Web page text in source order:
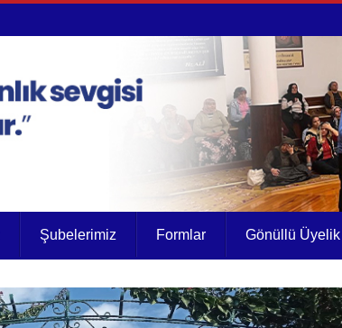
Şubelerimiz Formlar Gönüllü Üyelik